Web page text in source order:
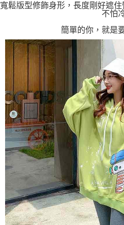
寬鬆版型修飾身形，長度剛好遮
不怕
簡單的你，就是